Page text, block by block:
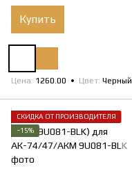
Купить
Цена 1260.00 Цвет Черный
СКИДКА ОТ ПРОИЗВОДИТЕЛЯ
−15%